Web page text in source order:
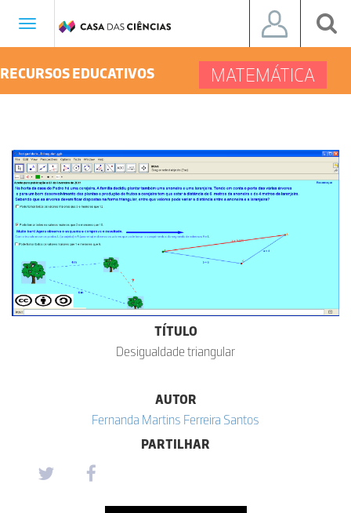
Toggle
RECURSOS EDUCATIVOS MATEMÁTICA
TÍTULO
Desigualdade triangular
AUTOR
Fernanda Martins Ferreira Santos
PARTILHAR